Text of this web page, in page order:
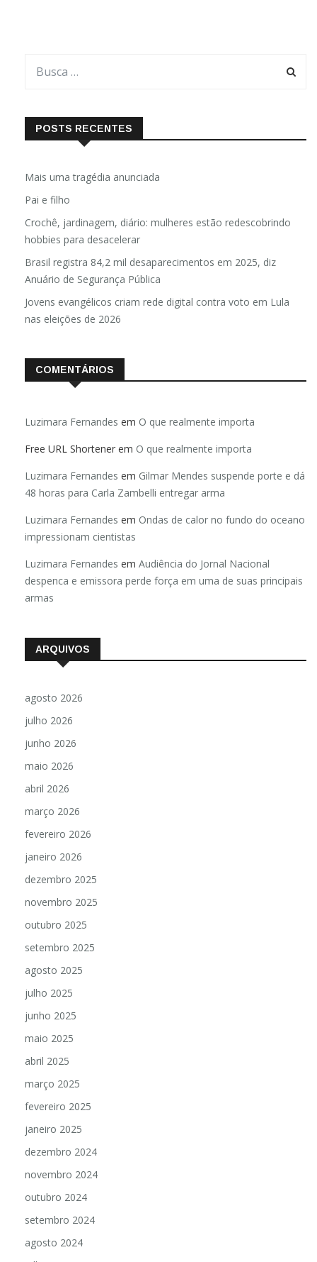
POSTS RECENTES
Mais uma tragédia anunciada
Pai e filho
Crochê, jardinagem, diário: mulheres estão redescobrindo
hobbies para desacelerar
Brasil registra 84,2 mil desaparecimentos em 2025, diz
Anuário de Segurança Pública
Jovens evangélicos criam rede digital contra voto em Lula
nas eleições de 2026
COMENTÁRIOS
Luzimara Fernandes em O que realmente importa
Free URL Shortener em O que realmente importa
Luzimara Fernandes em Gilmar Mendes suspende porte e dá
48 horas para Carla Zambelli entregar arma
Luzimara Fernandes em Ondas de calor no fundo do oceano
impressionam cientistas
Luzimara Fernandes em Audiência do Jornal Nacional
despenca e emissora perde força em uma de suas principais
armas
ARQUIVOS
agosto 2026
julho 2026
junho 2026
maio 2026
abril 2026
março 2026
fevereiro 2026
janeiro 2026
dezembro 2025
novembro 2025
outubro 2025
setembro 2025
agosto 2025
julho 2025
junho 2025
maio 2025
abril 2025
março 2025
fevereiro 2025
janeiro 2025
dezembro 2024
novembro 2024
outubro 2024
setembro 2024
agosto 2024